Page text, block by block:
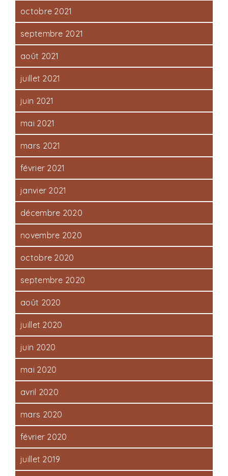
octobre 2021
septembre 2021
août 2021
juillet 2021
juin 2021
mai 2021
mars 2021
février 2021
janvier 2021
décembre 2020
novembre 2020
octobre 2020
septembre 2020
août 2020
juillet 2020
juin 2020
mai 2020
avril 2020
mars 2020
février 2020
juillet 2019